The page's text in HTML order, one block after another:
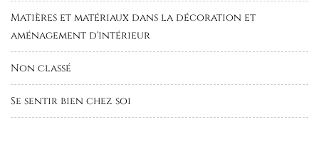
Matières et matériaux dans la décoration et
aménagement d'intérieur
Non classé
Se sentir bien chez soi